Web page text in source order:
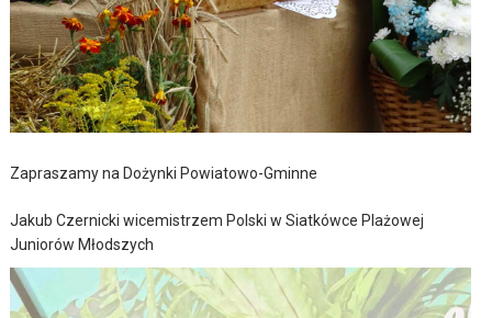
Zapraszamy na Dożynki Powiatowo-Gminne
Jakub Czernicki wicemistrzem Polski w Siatkówce Plażowej
Juniorów Młodszych